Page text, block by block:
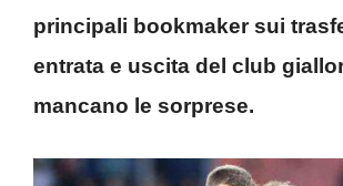
principali bookmaker sui
entrata e uscita del club
mancano le sorprese.